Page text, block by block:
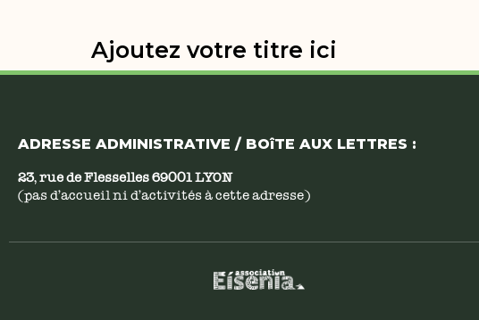
Ajoutez votre titre ici
ADRESSE ADMINISTRATIVE / BOîTE AUX LETTRES :
23, rue de Flesselles 69001 LYON
(pas d’accueil ni d’activités à cette adresse)